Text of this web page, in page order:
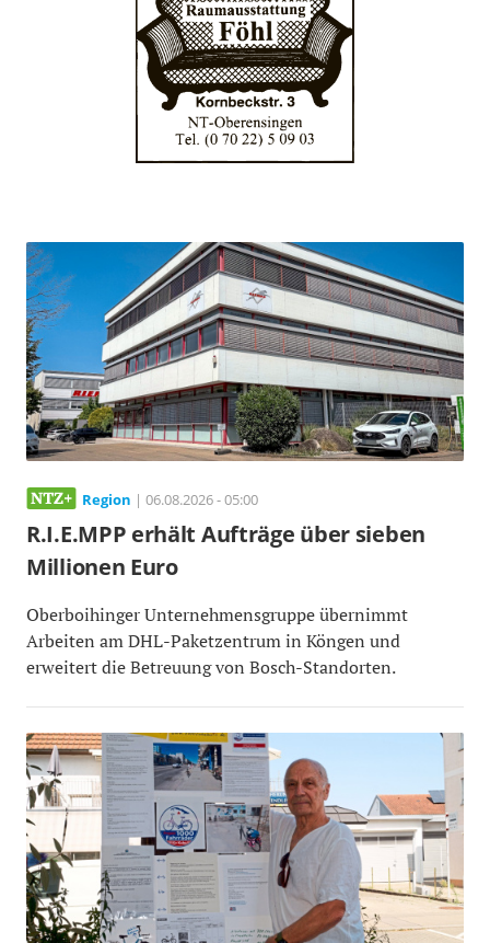
Region | 06.08.2026 - 05:00
R.I.E.MPP erhält Aufträge über sieben
Millionen Euro
Oberboihinger Unternehmensgruppe übernimmt
Arbeiten am DHL-Paketzentrum in Köngen und
erweitert die Betreuung von Bosch-Standorten.